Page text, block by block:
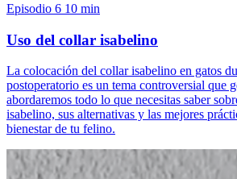
Episodio 6 10 min
Uso del collar isabelino
La colocación del collar isabelino en gatos
postoperatorio es un tema controversial que
abordaremos todo lo que necesitas saber
isabelino, sus alternativas y las mejores
bienestar de tu felino.